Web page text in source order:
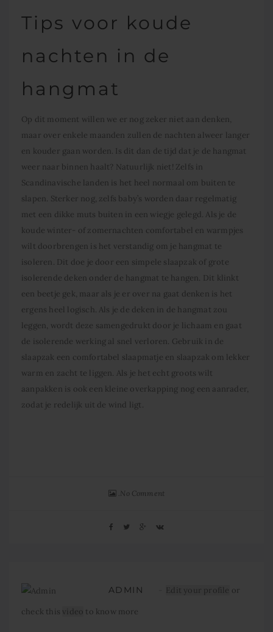
Tips voor koude
nachten in de
hangmat
Op dit moment willen we er nog zeker niet aan denken,
maar over enkele maanden zullen de nachten alweer langer
en kouder gaan worden. Is dit dan de tijd dat je de hangmat
weer naar binnen haalt? Natuurlijk niet! Zelfs in
Scandinavische landen is het heel normaal om buiten te
slapen. Sterker nog, zelfs baby’s worden daar regelmatig
met een dikke muts buiten in een wiegje gelegd. Als je de
koude winter- of zomernachten comfortabel en warmpjes
wilt doorbrengen is het verstandig om je hangmat te
isoleren. Dit doe je door een simpele slaapzak of grote
isolerende deken onder de hangmat te hangen. Dit klinkt
een beetje gek, maar als je er over na gaat denken is het
ergens heel logisch. Als je de deken in de hangmat zou
leggen, wordt deze samengedrukt door je lichaam en gaat
de isolerende werking al snel verloren. Gebruik in de
slaapzak een comfortabel slaapmatje en slaapzak om lekker
warm en zacht te liggen. Als je het echt groots wilt
aanpakken is ook een kleine overkapping nog een aanrader,
zodat je redelijk uit de wind ligt.
No Comment
ADMIN Edit your profile or
check this video to know more